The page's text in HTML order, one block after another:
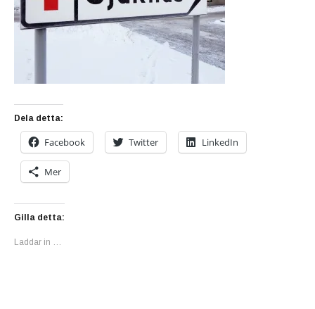
Dela detta:
Facebook Twitter LinkedIn
Mer
Gilla detta:
Laddar in …